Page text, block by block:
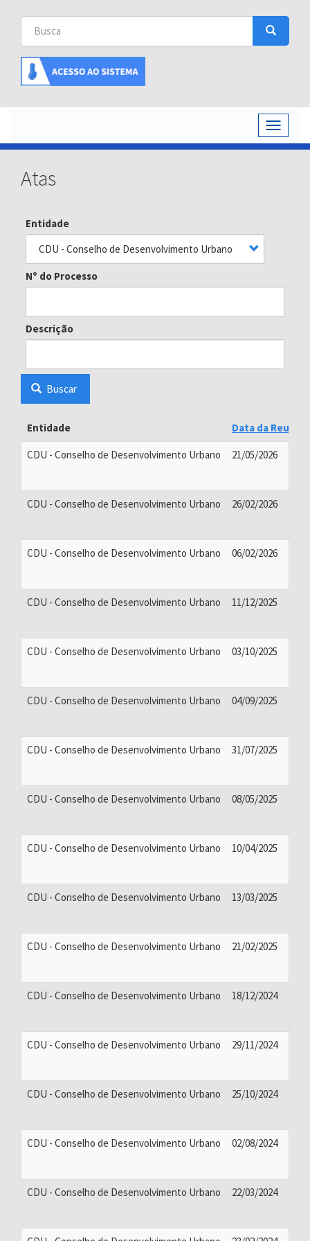
Buscar
Busca
Busca
Toggle
Atas
Entidade
Nº do Processo
Descrição
Buscar
Entidade Data da Reunião
CDU - Conselho de Desenvolvimento Urbano 21/05/2026
CDU - Conselho de Desenvolvimento Urbano 26/02/2026
CDU - Conselho de Desenvolvimento Urbano 06/02/2026
CDU - Conselho de Desenvolvimento Urbano 11/12/2025
CDU - Conselho de Desenvolvimento Urbano 03/10/2025
CDU - Conselho de Desenvolvimento Urbano 04/09/2025
CDU - Conselho de Desenvolvimento Urbano 31/07/2025
CDU - Conselho de Desenvolvimento Urbano 08/05/2025
CDU - Conselho de Desenvolvimento Urbano 10/04/2025
CDU - Conselho de Desenvolvimento Urbano 13/03/2025
CDU - Conselho de Desenvolvimento Urbano 21/02/2025
CDU - Conselho de Desenvolvimento Urbano 18/12/2024
CDU - Conselho de Desenvolvimento Urbano 29/11/2024
CDU - Conselho de Desenvolvimento Urbano 25/10/2024
CDU - Conselho de Desenvolvimento Urbano 02/08/2024
CDU - Conselho de Desenvolvimento Urbano 22/03/2024